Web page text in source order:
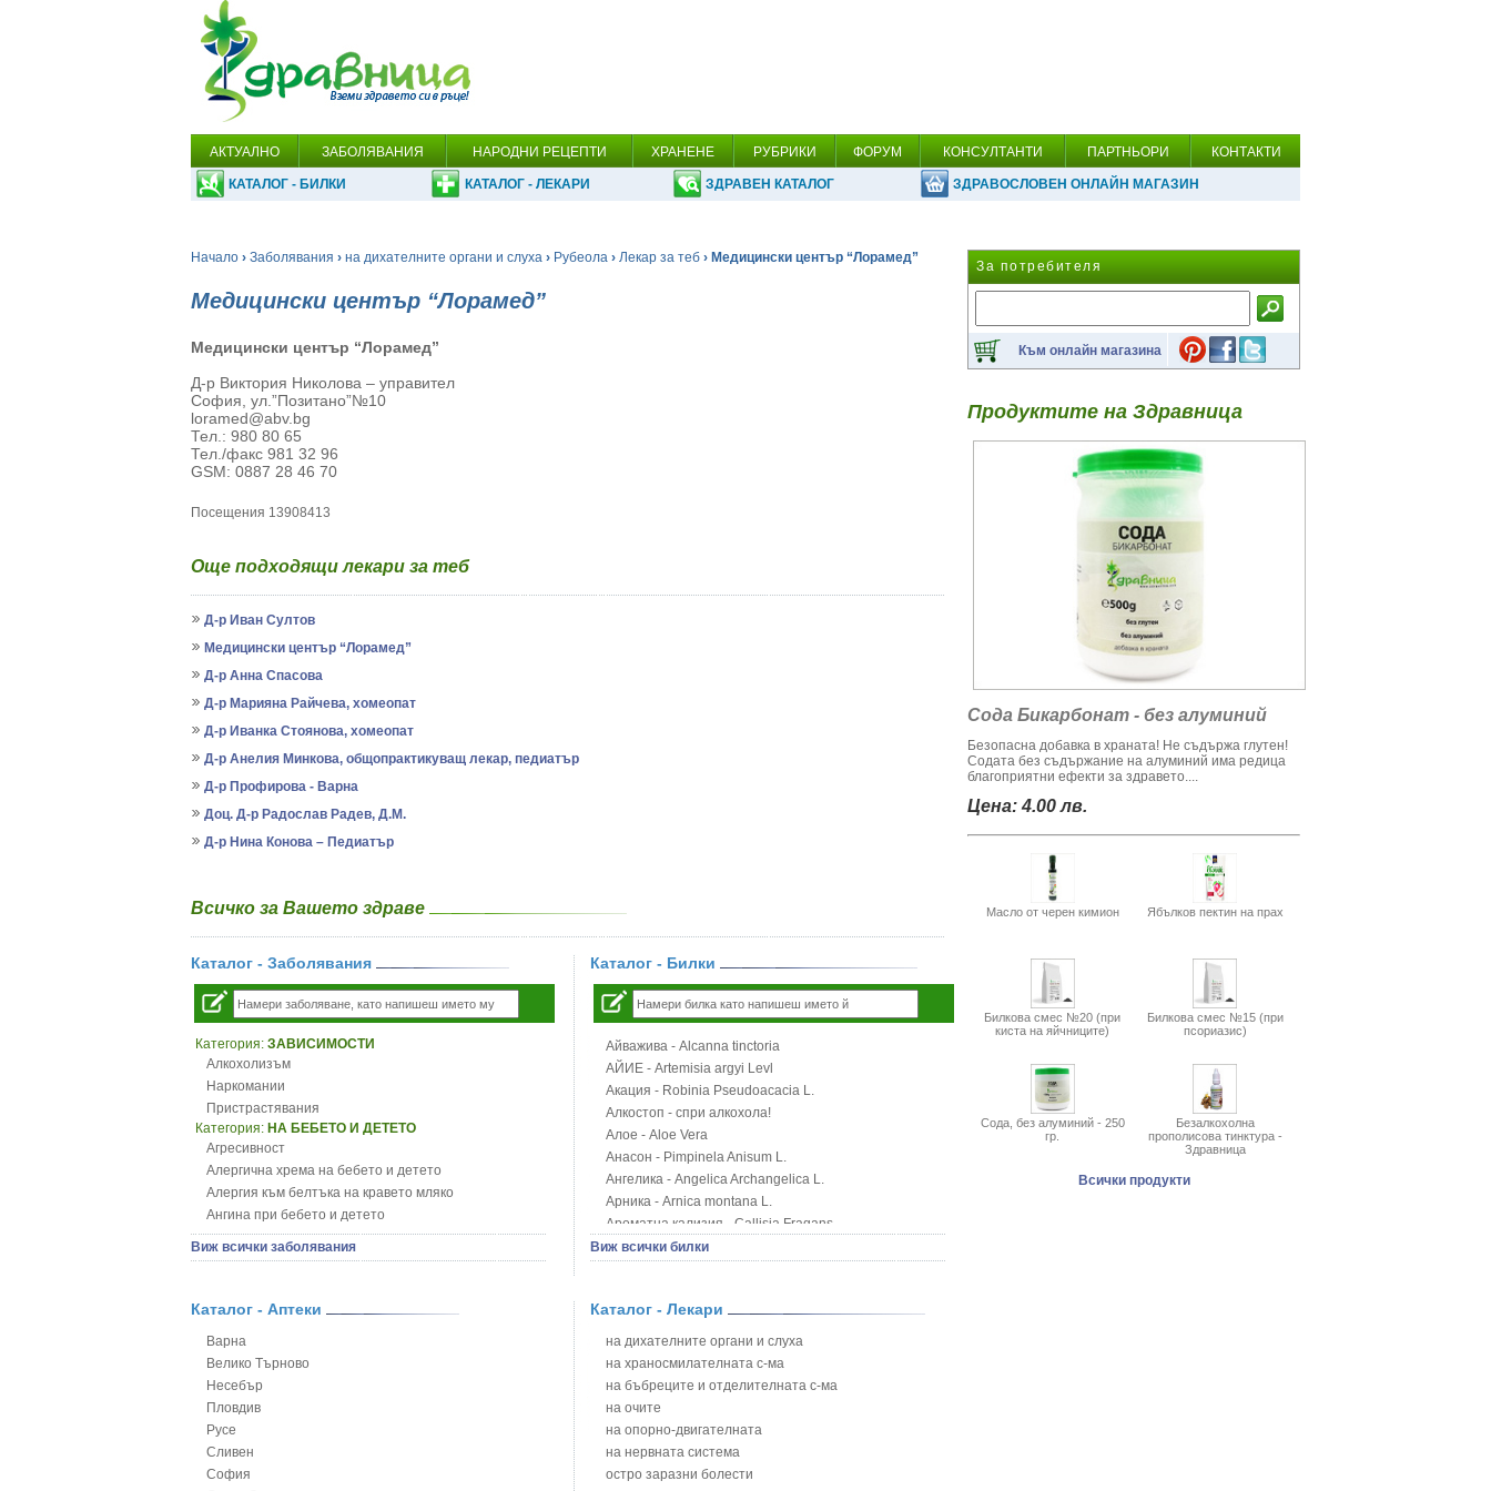
АКТУАЛНО ЗАБОЛЯВАНИЯ НАРОДНИ РЕЦЕПТИ ХРАНЕНЕ РУБРИКИ ФОРУМ КОНСУЛТАНТИ ПАРТНЬОРИ КОНТАКТИ
КАТАЛОГ - БИЛКИ КАТАЛОГ - ЛЕКАРИ ЗДРАВЕН КАТАЛОГ ЗДРАВОСЛОВЕН ОНЛАЙН МАГАЗИН
Начало › Заболявания › на дихателните органи и слуха › Рубеола › Лекар за теб › Медицински център “Лорамед”
Медицински център “Лорамед”
Медицински център “Лорамед”
Д-р Виктория Николова – управител
София, ул.”Позитано”№10
loramed@abv.bg
Тел.: 980 80 65
Тел./факс 981 32 96
GSM: 0887 28 46 70
Посещения 13908413
Още подходящи лекари за теб
Д-р Иван Султов
Медицински център “Лорамед”
Д-р Анна Спасова
Д-р Марияна Райчева, хомеопат
Д-р Иванка Стоянова, хомеопат
Д-р Анелия Минкова, общопрактикуващ лекар, педиатър
Д-р Профирова - Варна
Доц. Д-р Радослав Радев, Д.М.
Д-р Нина Конова – Педиатър
Всичко за Вашето здраве
Каталог - Заболявания
Категория: ЗАВИСИМОСТИ
Алкохолизъм
Наркомании
Пристрастявания
Категория: НА БЕБЕТО И ДЕТЕТО
Агресивност
Алергична хрема на бебето и детето
Алергия към белтъка на кравето мляко
Ангина при бебето и детето
Анемия при бебето и детето
Апетит - пълни деца
Безапетитие при бебето и детето
Бронхит и пневмония при деца
Варицела
Висока температура на бебето и детето
Възпаление на ушите на бебето и детето
Глисти
Грижа за пъпа на новороденото
Грип при бебето и детето
Виж всички заболявания
Каталог - Билки
Айважива - Alcanna tinctoria
АЙИЕ - Artemisia argyi Levl
Акация - Robinia Pseudoacacia L.
Алкостоп - спри алкохола!
Алое - Aloe Vera
Анасон - Pimpinela Anisum L.
Ангелика - Angelica Archangelica L.
Арника - Arnica montana L.
Ароматна кализия - Callisia Fragans
Арония - Sorbus melanocorpa
Блатен аир - Acorus calamus L.
Блатен тъжник - Spirea ulmaria L.
Блян
Бобови шушулки - Phaseolus Vulgaris L.
Божур - Paeonia Decora
Борови връхчета - Pinus sylvestris
Босилек - Ocimum Basillicum
Брей - Tamus Communis
Виж всички билки
Каталог - Аптеки
Варна
Велико Търново
Несебър
Пловдив
Русе
Сливен
София
Каталог - Лекари
на дихателните органи и слуха
на храносмилателната с-ма
на бъбреците и отделителната с-ма
на очите
на опорно-двигателната
на нервната система
остро заразни болести
За потребителя
Към онлайн магазина
Продуктите на Здравница
Сода Бикарбонат - без алуминий
Безопасна добавка в храната! Не съдържа глутен!
Содата без съдържание на алуминий има редица
благоприятни ефекти за здравето....
Цена: 4.00 лв.
Масло от черен кимион Ябълков пектин на прах
Билкова смес №20 (при
киста на яйчниците)
Билкова смес №15 (при
псориазис)
Сода, без алуминий - 250
гр.
Безалкохолна
прополисова тинктура -
Здравница
Всички продукти